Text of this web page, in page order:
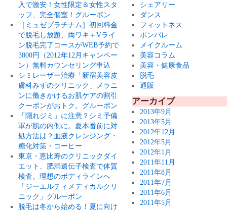
入で激安！女性限定＆女性スタ
ッフ、完全個室！グルーポン
［ミュゼプラチナム］初回料金
で脱毛し放題、両ワキ＋Vライ
ン脱毛完了コースがWEB予約で
3800円（2012年12月キャンペー
ン）無料カウンセリング申込
シミレーザー治療「新宿美容皮
膚科みずのクリニック」メラニ
ンに働きかけるお肌ケアの割引
クーポンがおトク。グルーポン
「隠れジミ」に注意？シミ予備
軍が肌の内側に。夏本番前に対
処方法は？血液クレンジング・
糖化対策・コーヒー
東京・恵比寿のクリニックダイ
エット、肥満遺伝子検査で体質
検査。理想のボディラインへ
「ジーエルティメディカルクリ
ニック」グルーポン
脱毛は冬から始める！夏に向け
シェアリー
ダンス
フィットネス
ポンパレ
メイクルーム
美容コラム
美容・健康食品
脱毛
通販
アーカイブ
2013年9月
2013年5月
2012年12月
2012年5月
2012年1月
2011年11月
2011年8月
2011年7月
2011年6月
2011年5月